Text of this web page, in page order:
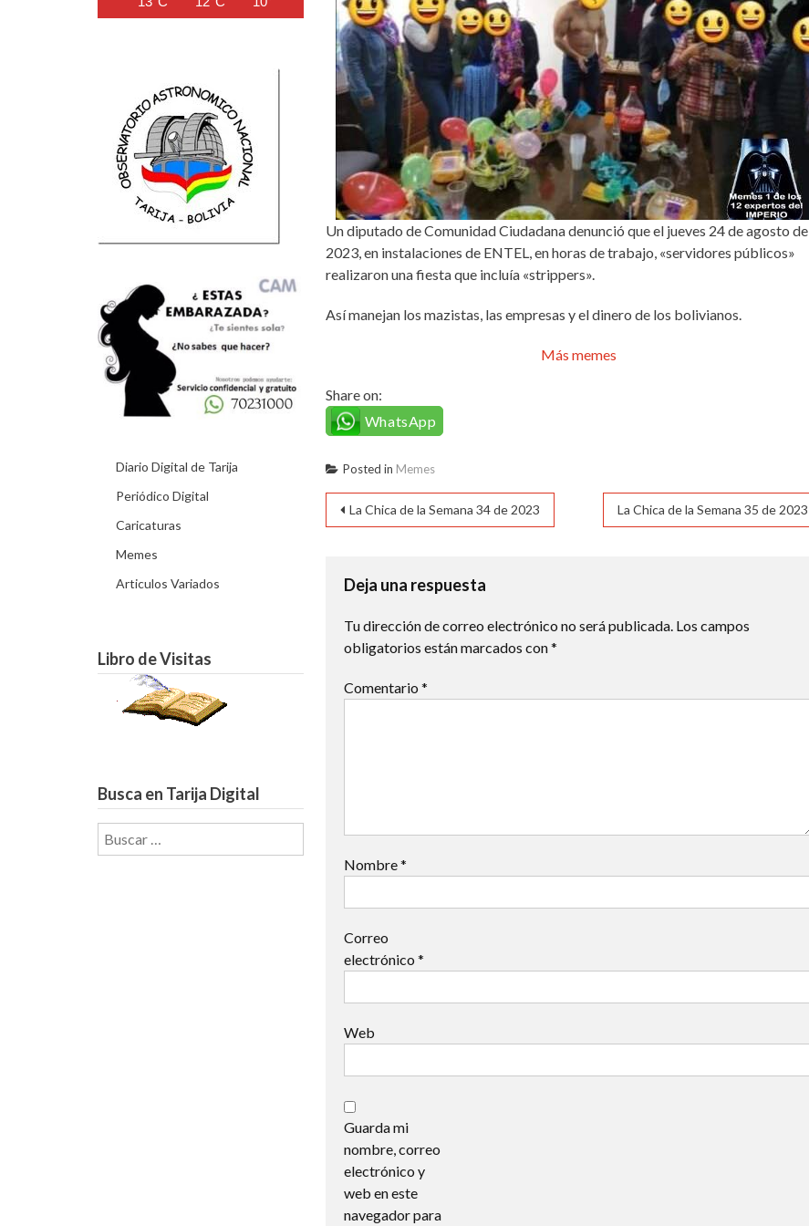
Un diputado de Comunidad Ciudadana denunció que el jueves 24 de agosto de
2023, en instalaciones de ENTEL, en horas de trabajo, «servidores públicos»
realizaron una fiesta que incluía «strippers».
Así manejan los mazistas, las empresas y el dinero de los bolivianos.
Más memes
Share on:
WhatsApp
Posted in Memes
Navegación
entradas
La Chica de la Semana 34 de 2023 La Chica de la Semana 35 de 2023
Deja una respuesta
Tu dirección de correo electrónico no será publicada. Los campos
obligatorios están marcados con*
Comentario *
Nombre*
Correo
electrónico *
Web
Guarda mi
nombre, correo
electrónico y
web en este
navegador para
Diario Digital de Tarija
Periódico Digital
Caricaturas
Memes
Articulos Variados
Libro de Visitas
Busca en Tarija Digital
Buscar: